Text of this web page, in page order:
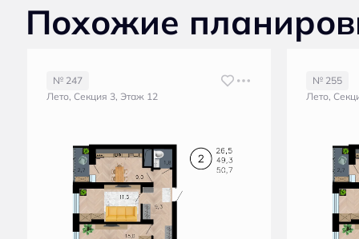
Похожие
№ 247
Лето, Секция 3, Этаж 12
№ 255
Лето,